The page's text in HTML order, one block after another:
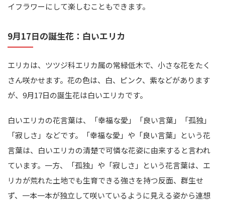
イフラワーにして楽しむこともできます。
9月17日の誕生花：白いエリカ
エリカは、ツツジ科エリカ属の常緑低木で、小さな花をたく
さん咲かせます。花の色は、白、ピンク、紫などがあります
が、9月17日の誕生花は白いエリカです。
白いエリカの花言葉は、「幸福な愛」「良い言葉」「孤独」
「寂しさ」などです。「幸福な愛」や「良い言葉」という花
言葉は、白いエリカの清楚で可憐な花姿に由来すると言われ
ています。一方、「孤独」や「寂しさ」という花言葉は、エ
リカが荒れた土地でも生育できる強さを持つ反面、群生せ
ず、一本一本が独立して咲いているように見える姿から連想